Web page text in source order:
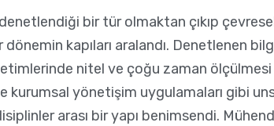
bir tür olmaktan çıkıp
kapıları aralandı. Denetlenen
nitel ve çoğu zaman
kurumsal yönetişim uygulamaları gibi
arası bir yapı benimsendi.